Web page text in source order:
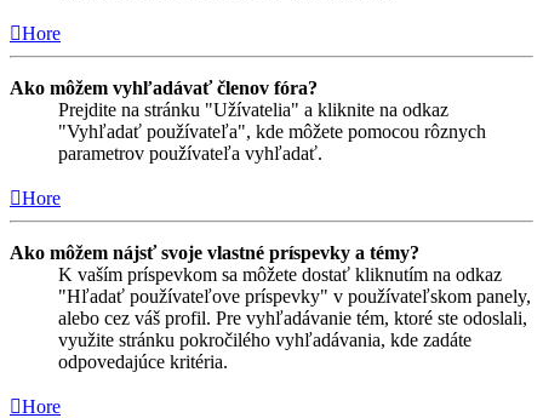
Hore
Ako môžem vyhľadávať členov fóra?
Prejdite na stránku "Užívatelia" a kliknite na odkaz
"Vyhľadať používateľa", kde môžete pomocou rôznych
parametrov používateľa vyhľadať.
Hore
Ako môžem nájsť svoje vlastné príspevky a témy?
K vaším príspevkom sa môžete dostať kliknutím na odkaz
"Hľadať používateľove príspevky" v používateľskom panely,
alebo cez váš profil. Pre vyhľadávanie tém, ktoré ste odoslali,
využite stránku pokročilého vyhľadávania, kde zadáte
odpovedajúce kritéria.
Hore